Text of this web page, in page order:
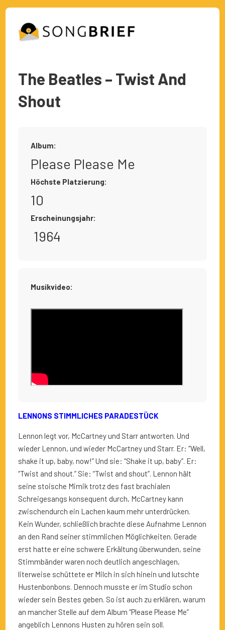
The Beatles – Twist And
Shout
Album:
Please Please Me
Höchste Platzierung:
10
Erscheinungsjahr:
1964
Musikvideo:
LENNONS STIMMLICHES PARADESTÜCK
Lennon legt vor, McCartney und Starr antworten. Und
wieder Lennon, und wieder McCartney und Starr. Er: “Well,
shake it up, baby, now!” Und sie: “Shake it up, baby”. Er:
“Twist and shout.” Sie: “Twist and shout”. Lennon hält
seine stoische Mimik trotz des fast brachialen
Schreigesangs konsequent durch, McCartney kann
zwischendurch ein Lachen kaum mehr unterdrücken.
Kein Wunder, schließlich brachte diese Aufnahme Lennon
an den Rand seiner stimmlichen Möglichkeiten. Gerade
erst hatte er eine schwere Erkältung überwunden, seine
Stimmbänder waren noch deutlich angeschlagen,
literweise schüttete er Milch in sich hinein und lutschte
Hustenbonbons. Dennoch musste er im Studio schon
wieder sein Bestes geben. So ist auch zu erklären, warum
an mancher Stelle auf dem Album “Please Please Me”
angeblich Lennons Husten zu hören sein soll.